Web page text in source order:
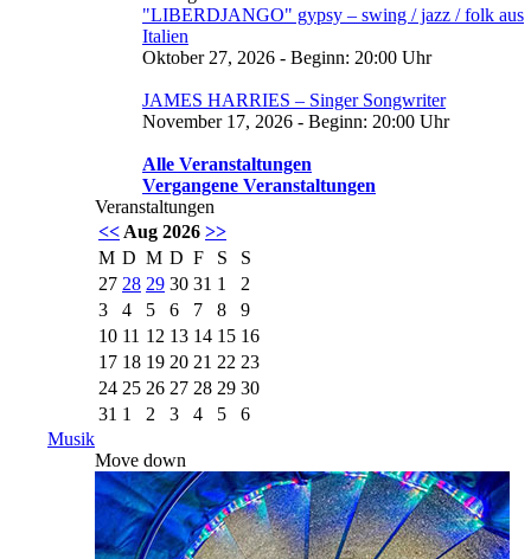
"LIBERDJANGO" gypsy – swing / jazz / folk aus
Italien
Oktober 27, 2026 - Beginn: 20:00 Uhr
JAMES HARRIES – Singer Songwriter
November 17, 2026 - Beginn: 20:00 Uhr
Alle Veranstaltungen
Vergangene Veranstaltungen
Veranstaltungen
<< Aug 2026 >>
M D M D F S
S
27 28 29 30 31 1
2
3
4 5 6 7 8
9
10 11 12 13 14 15 16
17 18 19 20 21 22 23
24 25 26 27 28 29 30
31 1 2 3 4 5
6
Musik
Move down